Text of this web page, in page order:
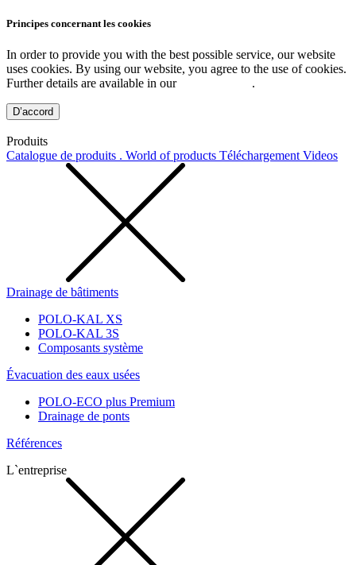
Principes concernant les cookies
In order to provide you with the best possible service, our website
uses cookies. By using our website, you agree to the use of cookies.
Further details are available in our
.
D’accord
Produits
Catalogue de produits . World of products Téléchargement Videos
Drainage de bâtiments
POLO-KAL XS
POLO-KAL 3S
Composants système
Évacuation des eaux usées
POLO-ECO plus Premium
Drainage de ponts
Références
L`entreprise